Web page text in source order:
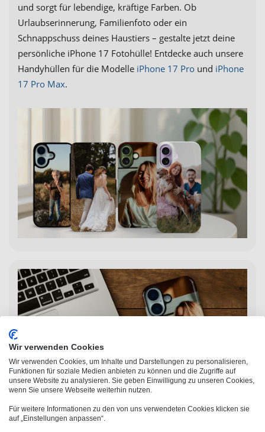
und sorgt für lebendige, kräftige Farben. Ob
Urlaubserinnerung, Familienfoto oder ein
Schnappschuss deines Haustiers – gestalte jetzt deine
persönliche iPhone 17 Fotohülle! Entdecke auch unsere
Handyhüllen für die Modelle iPhone 17 Pro und iPhone
17 Pro Max.
Wir verwenden Cookies
Wir verwenden Cookies, um Inhalte und Darstellungen zu personalisieren,
Funktionen für soziale Medien anbieten zu können und die Zugriffe auf
unsere Website zu analysieren. Sie geben Einwilligung zu unseren Cookies,
wenn Sie unsere Webseite weiterhin nutzen.
Für weitere Informationen zu den von uns verwendeten Cookies klicken sie
auf „Einstellungen anpassen“.